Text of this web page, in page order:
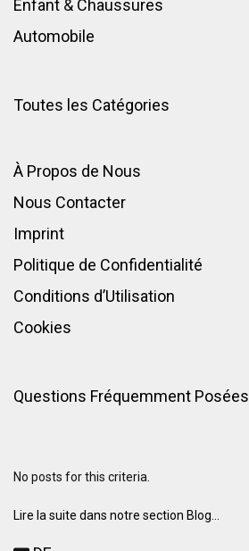
Enfant & Chaussures
Automobile
Toutes les Catégories
À Propos de Nous
Nous Contacter
Imprint
Politique de Confidentialité
Conditions d’Utilisation
Cookies
Questions Fréquemment Posées
No posts for this criteria.
Lire la suite dans notre section Blog...